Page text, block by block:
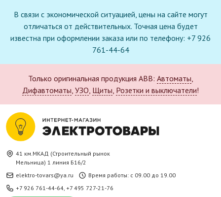
В связи с экономической ситуацией, цены на сайте могут
отличаться от действительных. Точная цена будет
известна при оформлении заказа или по телефону: +7 926
761-44-64
Только оригинальная продукция ABB: Автоматы,
Дифавтоматы, УЗО, Щиты, Розетки и выключатели!
41 км.МКАД (Строительный рынок
Мельница) 1 линия Б16/2
elektro-tovars@ya.ru
Время работы: с 09.00 до 19.00
+7 926 761-44-64, +7 495 727-21-76